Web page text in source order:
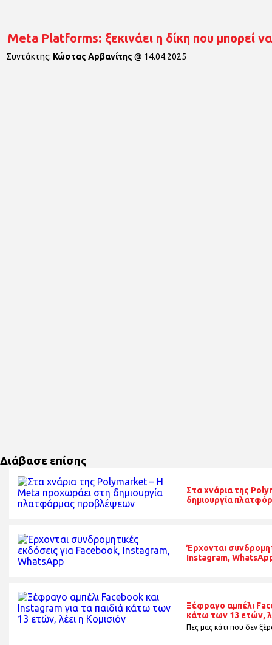
Meta Platforms: ξεκινάει η δίκη που μπορεί
Συντάκτης: Κώστας Αρβανίτης @ 14.04.2025
Διάβασε επίσης
Στα χνάρια της
δημιουργία
Έρχονται
Instagram,
Ξέφραγο αμπέλι
κάτω των 13 ετών,
Πες μας κάτι που δεν